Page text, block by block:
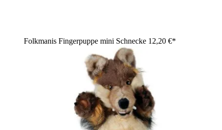
Folkmanis Fingerpuppe mini Schnecke 12,20 €*